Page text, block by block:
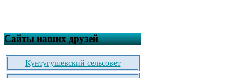
Сайты наших друзей
Кунтугушевский сельсовет